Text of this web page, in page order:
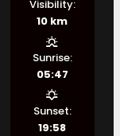
Visibility:
10 km
Sunrise:
05:47
Sunset:
19:58